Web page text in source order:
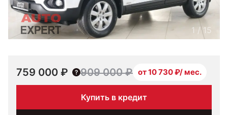
1 /15
759 000 ₽ 909 000 ₽ от 10 730 ₽/ мес.
Купить в кредит